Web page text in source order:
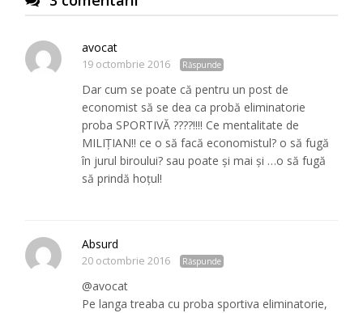
avocat
19 octombrie 2016 Răspunde
Dar cum se poate că pentru un post de
economist să se dea ca probă eliminatorie
proba SPORTIVĂ ????!!!! Ce mentalitate de
MILIȚIAN!! ce o să facă economistul? o să fugă
în jurul biroului? sau poate și mai și …o să fugă
să prindă hoțul!
Absurd
20 octombrie 2016 Răspunde
@avocat
Pe langa treaba cu proba sportiva eliminatorie,